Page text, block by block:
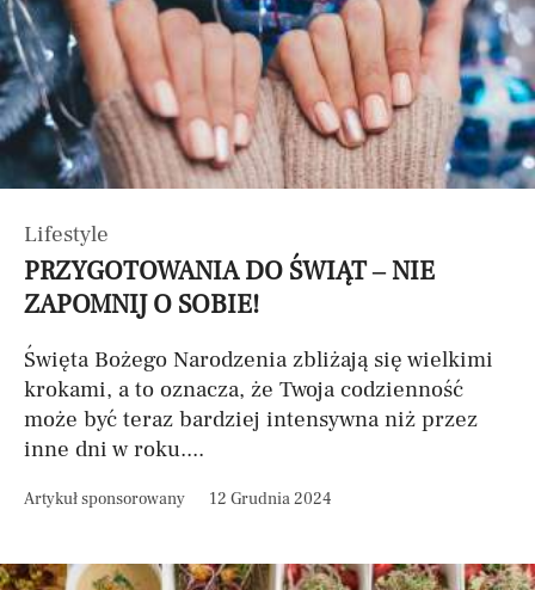
Lifestyle
PRZYGOTOWANIA DO ŚWIĄT – NIE
ZAPOMNIJ O SOBIE!
Święta Bożego Narodzenia zbliżają się wielkimi
krokami, a to oznacza, że Twoja codzienność
może być teraz bardziej intensywna niż przez
inne dni w roku....
Artykuł sponsorowany 12 Grudnia 2024